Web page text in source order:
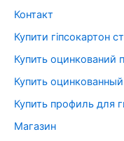
Контакт
Купити гіпсокартон
Купить оцинкований
Купить
Купить профиль для
Магазин